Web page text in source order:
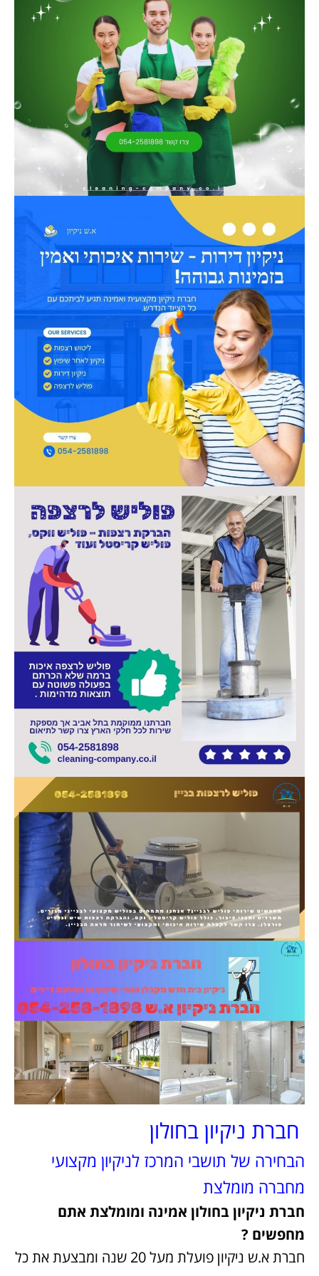
חברת ניקיון בחולון
הבחירה של תושבי המרכז לניקיון מקצועי
מחברה מומלצת
חברת ניקיון בחולון אמינה ומומלצת אתם
מחפשים ?
חברת א.ש ניקיון פועלת מעל 20 שנה ומבצעת את כל